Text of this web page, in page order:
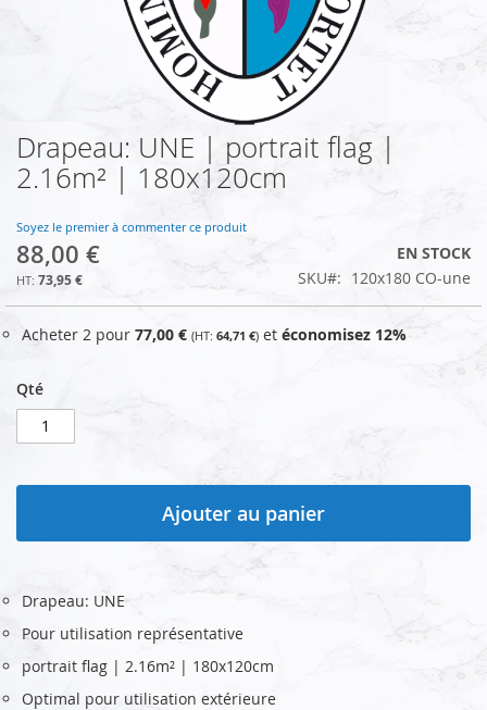
Skip
to
the
of
the
images
gallery
Drapeau: UNE | portrait flag |
2.16m² | 180x120cm
Soyez le premier à commenter ce produit
88,00 €
73,95 €
EN STOCK
SKU
120x180 CO-une
Acheter 2 pour 77,00 € 64,71 € et économisez 12%
Qté
Ajouter au panier
Drapeau: UNE
Pour utilisation représentative
portrait flag | 2.16m² | 180x120cm
Optimal pour utilisation extérieure